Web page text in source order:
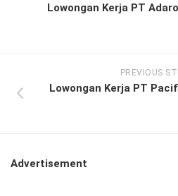
Lowongan Kerja PT
PREVIOUS
Lowongan Kerja PT
Advertisement